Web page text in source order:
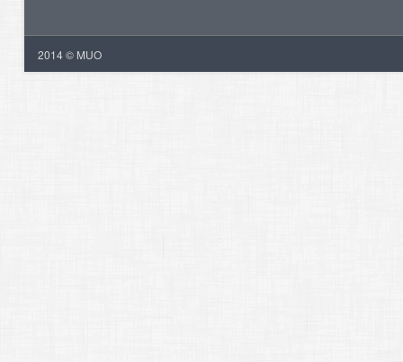
2014 © MUO